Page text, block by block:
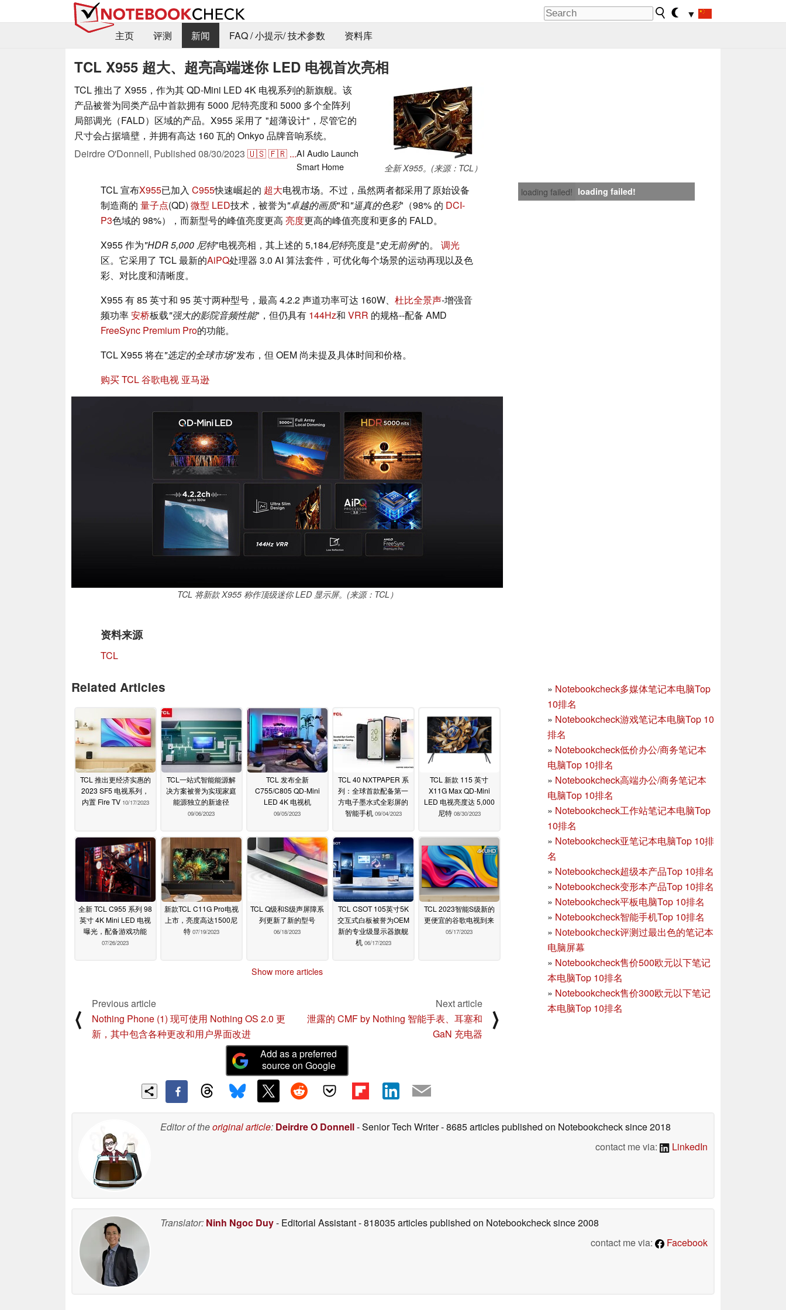
▼
主页
评测 新闻 FAQ / 小提示/ 技术参数 资料库
TCL X955 超大、超亮高端迷你 LED 电视首次亮相
全新 X955。(来源：TCL）
TCL 推出了 X955，作为其 QD-Mini LED 4K 电视系列的新旗舰。该
产品被誉为同类产品中首款拥有 5000 尼特亮度和 5000 多个全阵列
局部调光（FALD）区域的产品。X955 采用了 "超薄设计"，尽管它的
尺寸会占据墙壁，并拥有高达 160 瓦的 Onkyo 品牌音响系统。
Deirdre O'Donnell, Published 08/30/2023 🇺🇸🇫🇷 ...AI Audio Launch
Smart Home
loading failed! loading failed!
TCL 宣布X955已加入 C955快速崛起的 超大电视市场。不过，虽然两者都采用了原始设备
制造商的 量子点(QD) 微型 LED技术，被誉为"卓越的画质"和"逼真的色彩"（98% 的 DCI-
P3色域的 98%），而新型号的峰值亮度更高 亮度更高的峰值亮度和更多的 FALD。
X955 作为"HDR 5,000 尼特"电视亮相，其上述的 5,184尼特亮度是"史无前例"的。 调光
区。它采用了 TCL 最新的AiPQ处理器 3.0 AI 算法套件，可优化每个场景的运动再现以及色
彩、对比度和清晰度。
X955 有 85 英寸和 95 英寸两种型号，最高 4.2.2 声道功率可达 160W、 杜比全景声-增强音
频功率安桥板载"强大的影院音频性能"，但仍具有 144Hz和 VRR 的规格--配备 AMD
FreeSync Premium Pro的功能。
TCL X955 将在"选定的全球市场"发布，但 OEM 尚未提及具体时间和价格。
购买 TCL 谷歌电视 亚马逊
TCL 将新款 X955 称作顶级迷你 LED 显示屏。(来源：TCL）
资料来源
TCL
» Notebookcheck多媒体笔记本电脑Top
10排名
» Notebookcheck游戏笔记本电脑Top 10
排名
» Notebookcheck低价办公/商务笔记本
电脑Top 10排名
» Notebookcheck高端办公/商务笔记本
电脑Top 10排名
» Notebookcheck工作站笔记本电脑Top
10排名
» Notebookcheck亚笔记本电脑Top 10排
名
» Notebookcheck超级本产品Top 10排名
» Notebookcheck变形本产品Top 10排名
» Notebookcheck平板电脑Top 10排名
» Notebookcheck智能手机Top 10排名
» Notebookcheck评测过最出色的笔记本
电脑屏幕
» Notebookcheck售价500欧元以下笔记
本电脑Top 10排名
» Notebookcheck售价300欧元以下笔记
本电脑Top 10排名
Related Articles
TCL 推出更经济实惠的
2023 SF5 电视系列，
内置 Fire TV 10/17/2023
TCL一站式智能能源解
决方案被誉为实现家庭
能源独立的新途径
09/06/2023
TCL 发布全新
C755/C805 QD-Mini
LED 4K 电视机
09/05/2023
TCL 40 NXTPAPER 系
列：全球首款配备第一
方电子墨水式全彩屏的
智能手机 09/04/2023
TCL 新款 115 英寸
X11G Max QD-Mini
LED 电视亮度达 5,000
尼特 08/30/2023
全新 TCL C955 系列 98
英寸 4K Mini LED 电视
曝光，配备游戏功能
07/26/2023
新款TCL C11G Pro电视
上市，亮度高达1500尼
特 07/19/2023
TCL Q级和S级声屏障系
列更新了新的型号
06/18/2023
TCL CSOT 105英寸5K
交互式白板被誉为OEM
新的专业级显示器旗舰
机 06/17/2023
TCL 2023智能S级新的
更便宜的谷歌电视到来
05/17/2023
Show more articles
⟨
Previous article
Nothing Phone (1) 现可使用 Nothing OS 2.0 更
新，其中包含各种更改和用户界面改进
Next article
泄露的 CMF by Nothing 智能手表、耳塞和
GaN 充电器
⟩
Add as a preferred
source on Google
Editor of theoriginal article: Deirdre O Donnell- Senior Tech Writer- 8685 articles published on Notebookchecksince 2018
contact me via:
LinkedIn
Translator: Ninh Ngoc Duy- Editorial Assistant- 818035 articles published on Notebookchecksince 2008
contact me via:
Facebook